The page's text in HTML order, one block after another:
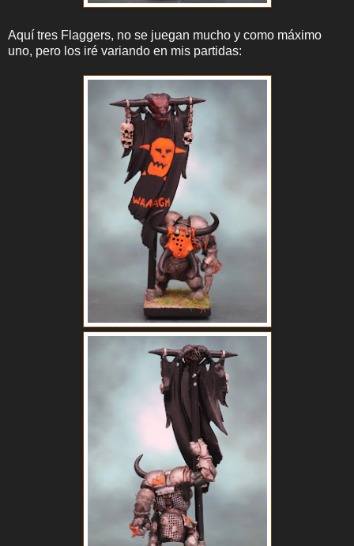
Aquí tres Flaggers, no se juegan mucho y como máximo
uno, pero los iré variando en mis partidas: